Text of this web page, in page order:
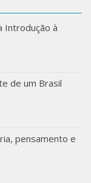
Introdução à
de um Brasil
pensamento e